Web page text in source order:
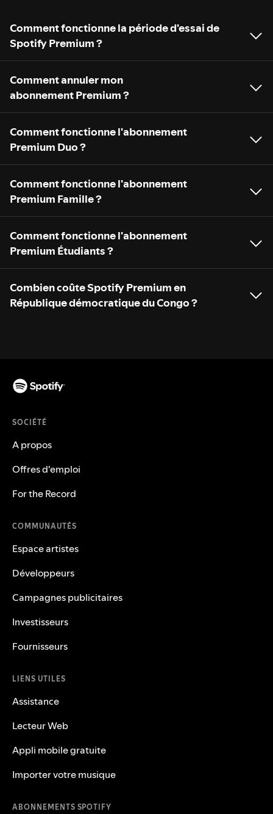
Comment fonctionne la période d'essai de
Spotify Premium ?
Comment annuler mon
abonnement Premium ?
Comment fonctionne l'abonnement
Premium Duo ?
Comment fonctionne l'abonnement
Premium Famille ?
Comment fonctionne l'abonnement
Premium Étudiants ?
Combien coûte Spotify Premium en
République démocratique du Congo ?
SOCIÉTÉ
A propos
Offres d'emploi
For the Record
COMMUNAUTÉS
Espace artistes
Développeurs
Campagnes publicitaires
Investisseurs
Fournisseurs
LIENS UTILES
Assistance
Lecteur Web
Appli mobile gratuite
Importer votre musique
ABONNEMENTS SPOTIFY